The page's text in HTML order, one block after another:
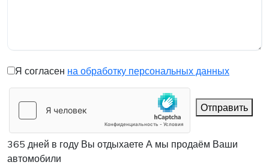
Я согласен на обработку персональных данных
Отправить
365 дней в году Вы отдыхаете А мы продаём Ваши
автомобили